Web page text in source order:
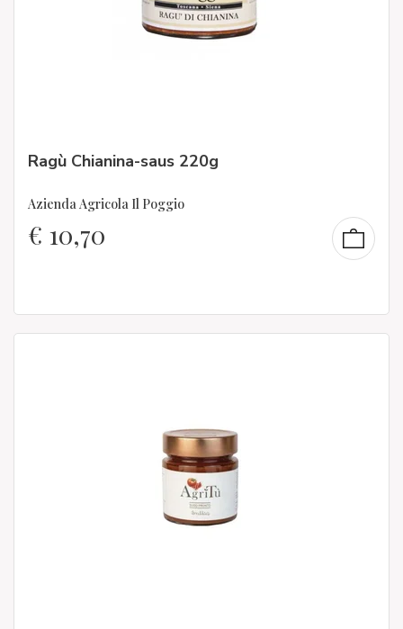
Ragù Chianina-saus 220g
Azienda Agricola Il Poggio
€ 10,70